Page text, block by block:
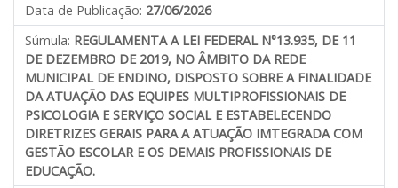
Data de Publicação: 27/06/2026
Súmula: REGULAMENTA A LEI FEDERAL N°13.935, DE 11
DE DEZEMBRO DE 2019, NO ÂMBITO DA REDE
MUNICIPAL DE ENDINO, DISPOSTO SOBRE A FINALIDADE
DA ATUAÇÃO DAS EQUIPES MULTIPROFISSIONAIS DE
PSICOLOGIA E SERVIÇO SOCIAL E ESTABELECENDO
DIRETRIZES GERAIS PARA A ATUAÇÃO IMTEGRADA COM
GESTÃO ESCOLAR E OS DEMAIS PROFISSIONAIS DE
EDUCAÇÃO.